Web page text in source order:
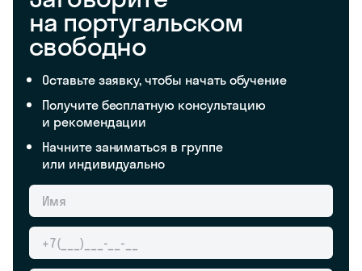
на португальском
свободно
Оставьте заявку, чтобы начать обучение
Получите бесплатную консультацию
и рекомендации
Начните заниматься в группе
или индивидуально